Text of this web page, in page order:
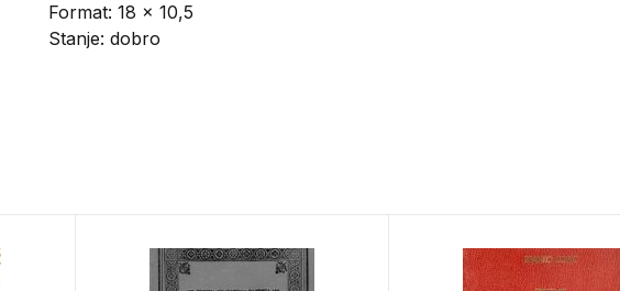
Format: 18 x 10,5
Stanje: dobro